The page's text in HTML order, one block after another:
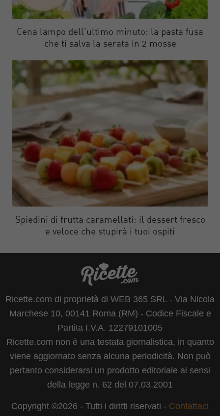
Cena lampo dell’ultimo minuto: la pasta fusa
che ti salva la serata in 2 mosse
Spiedini di frutta caramellati: il dessert fresco
e veloce che stupirà i tuoi ospiti
Ricette.com di proprietà di WEB 365 SRL - Via Nicola
Marchese 10, 00141 Roma (RM) - Codice Fiscale e
Partita I.V.A. 12279101005
Ricette.com non è una testata giornalistica, in quanto
viene aggiornato senza alcuna periodicità. Non può
pertanto considerarsi un prodotto editoriale ai sensi
della legge n. 62 del 07.03.2001
Copyright ©2026 - Tutti i diritti riservati - Contattaci